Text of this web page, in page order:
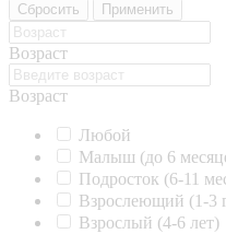
Сбросить Применить
Возраст
Возраст
Любой
Малыш (до 6
Подросток (6-11
Взрослеющий (1-3
Взрослый (4-6 лет)